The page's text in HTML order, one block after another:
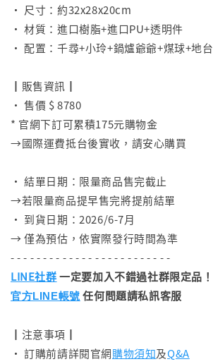
• 尺寸：約32x28x20cm
• 材質：進口樹脂+進口PU+透明件
• 配置：千尋+小玲+鍋爐爺爺+煤球+地台
┃販售資訊┃
• 售價 $ 8780
* 官網下訂可累積175元購物金
→國際運費抵台後實收，請安心購買
• 結單日期：限量商品售完截止
→若限量商品提早售完將提前結單
• 到貨日期：2026/6-7月
→ 僅為預估，依實際發行時間為準
- - - - - - - - - - - - - - - - - - - - - - - - -
LINE社群一定要加入不錯過社群限定品！
官方LINE帳號 任何問題請私訊客服
┃注意事項┃
• 訂購前請詳閱官網購物須知及Q&A